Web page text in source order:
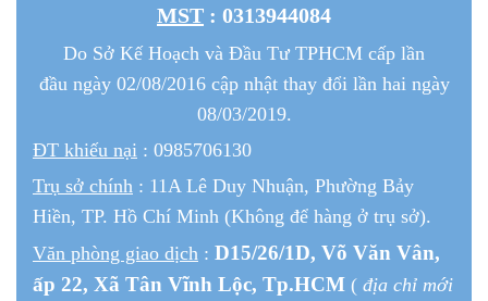
MST : 0313944084
Do Sở Kế Hoạch và Đầu Tư TPHCM cấp lần
đầu ngày 02/08/2016 cập nhật thay đổi lần hai ngày
08/03/2019.
ĐT khiếu nại : 0985706130
Trụ sở chính : 11A Lê Duy Nhuận, Phường Bảy
Hiền, TP. Hồ Chí Minh (Không để hàng ở trụ sở).
Văn phòng giao dịch : D15/26/1D, Võ Văn Vân,
ấp 22, Xã Tân Vĩnh Lộc, Tp.HCM ( địa chỉ mới